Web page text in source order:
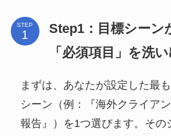
STEP
Step1：目標シーン
「必須項目」を洗
まずは、あなたが設定した最
シーン（例：『海外クライア
報告』）を1つ選びます。その